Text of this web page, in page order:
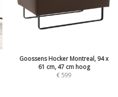
Goossens Hocker Montreal, 94 x
61 cm, 47 cm hoog
€599